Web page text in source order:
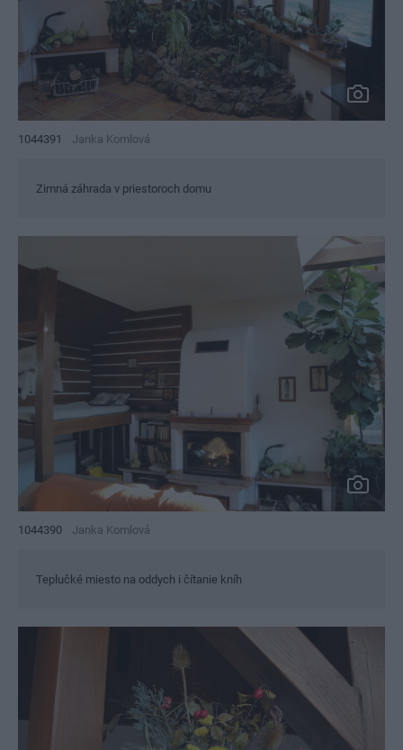
1044391 Janka Komlová
Zimná záhrada v priestoroch domu
1044390 Janka Komlová
Teplučké miesto na oddych i čítanie kníh